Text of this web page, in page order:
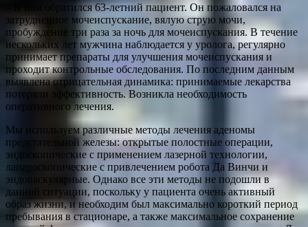
– К нам обратился 63-летний пациент. Он пожаловался на
затрудненное мочеиспускание, вялую струю мочи,
пробуждение три раза за ночь для мочеиспускания. В течение
нескольких лет мужчина наблюдается у уролога, регулярно
принимает препараты для улучшения мочеиспускания и
проходит контрольные обследования. По последним данным
выявлена отрицательная динамика: принимаемые лекарства
потеряли эффективность. Возникла необходимость
оперативного лечения.
Мы используем различные методы лечения аденомы
предстательной железы: открытые полостные операции,
эндоскопические с применением лазерной технологии,
лапароскопические с привлечением робота Да Винчи и
эндоваскулярные. Однако все эти методы не подошли в
данной ситуации, поскольку у пациента очень активный
образ жизни, и необходим был максимально короткий период
пребывания в стационаре, а также максимальное сохранение